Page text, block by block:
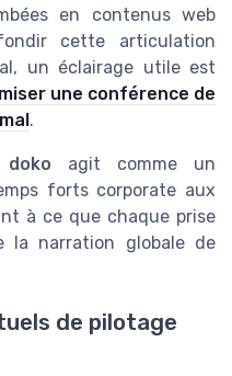
en contenus web
cette articulation
un éclairage utile est
une conférence de
.
doko agit comme un
forts corporate aux
à ce que chaque prise
la narration globale de
de pilotage